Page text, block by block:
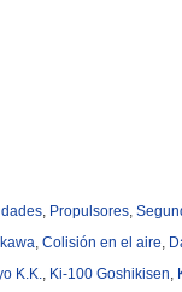
, Propulsores,
, Colisión en el aire,
K.K., Ki-100 Goshikisen,